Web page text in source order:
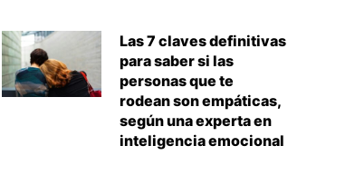
Las 7 claves definitivas
para saber si las
personas que te
rodean son empáticas,
según una experta en
inteligencia emocional